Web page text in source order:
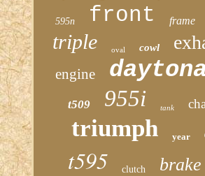
595n front frame
triple oval cowl
engine
t509 955i tank
triumph year
t595 clutch brake